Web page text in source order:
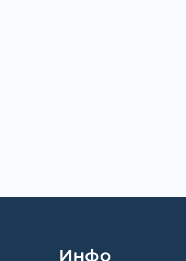
Инфо